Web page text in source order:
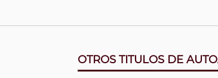
OTROS TITULOS DE